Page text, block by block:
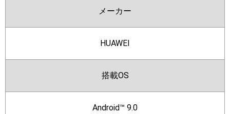
メーカー
HUAWEI
搭載OS
Android™ 9.0